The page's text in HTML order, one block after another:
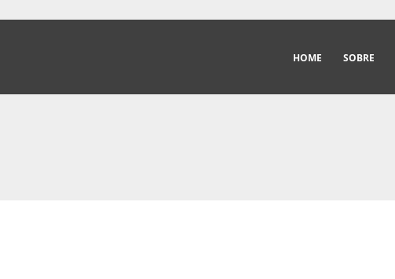
HOME SOBRE